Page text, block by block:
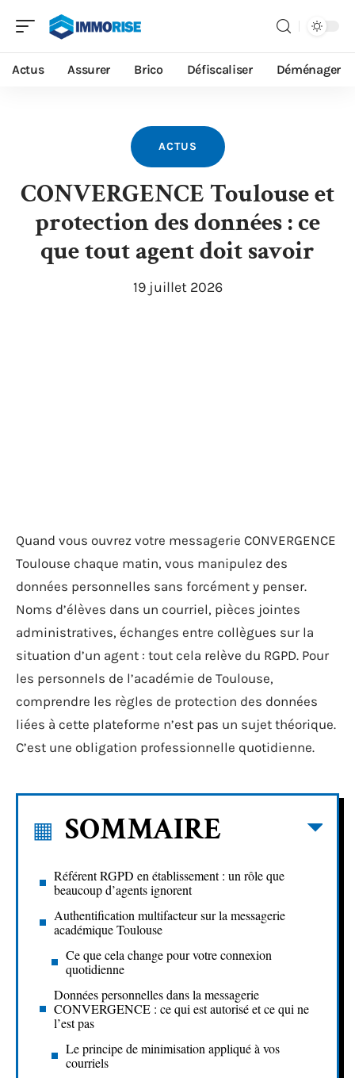
Actus Assurer Brico Défiscaliser Déménager
ACTUS
CONVERGENCE Toulouse et
protection des données : ce
que tout agent doit savoir
19 juillet 2026
Quand vous ouvrez votre messagerie CONVERGENCE
Toulouse chaque matin, vous manipulez des
données personnelles sans forcément y penser.
Noms d’élèves dans un courriel, pièces jointes
administratives, échanges entre collègues sur la
situation d’un agent : tout cela relève du RGPD. Pour
les personnels de l’académie de Toulouse,
comprendre les règles de protection des données
liées à cette plateforme n’est pas un sujet théorique.
C’est une obligation professionnelle quotidienne.
SOMMAIRE
Référent RGPD en établissement : un rôle que
beaucoup d’agents ignorent
Authentification multifacteur sur la messagerie
académique Toulouse
Ce que cela change pour votre connexion
quotidienne
Données personnelles dans la messagerie
CONVERGENCE : ce qui est autorisé et ce qui ne
l’est pas
Le principe de minimisation appliqué à vos
courriels